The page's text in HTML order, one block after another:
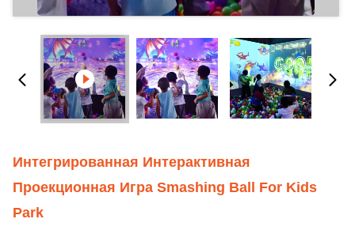
Интегрированная Интерактивная
Проекционная Игра Smashing Ball For Kids
Park